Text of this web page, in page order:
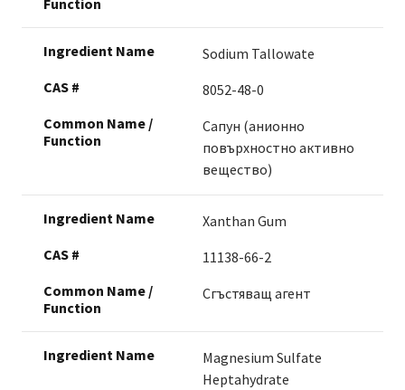
Sodium Tallowate
8052-48-0
Сапун (анионно
повърхностно активно
вещество)
Xanthan Gum
11138-66-2
Сгъстяващ агент
Magnesium Sulfate
Heptahydrate